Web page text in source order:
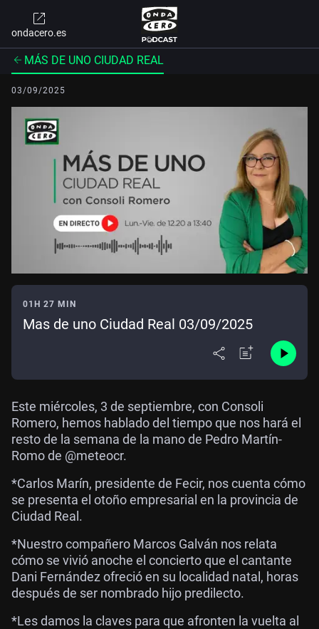
ondacero.es
MÁS DE UNO CIUDAD REAL
03/09/2025
01H 27 MIN
Mas de uno Ciudad Real 03/09/2025
Este miércoles, 3 de septiembre, con Consoli
Romero, hemos hablado del tiempo que nos hará el
resto de la semana de la mano de Pedro Martín-
Romo de @meteocr.
*Carlos Marín, presidente de Fecir, nos cuenta cómo
se presenta el otoño empresarial en la provincia de
Ciudad Real.
*Nuestro compañero Marcos Galván nos relata
cómo se vivió anoche el concierto que el cantante
Dani Fernández ofreció en su localidad natal, horas
después de ser nombrado hijo predilecto.
*Les damos la claves para que afronten la vuelta al